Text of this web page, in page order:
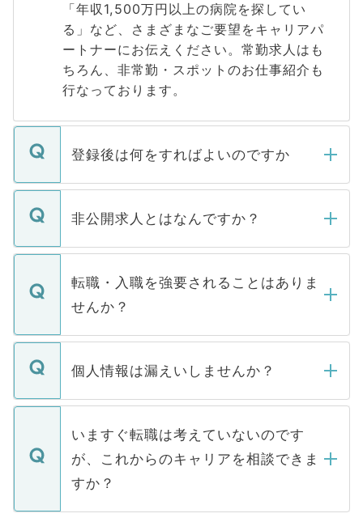
「年収1,500万円以上の病院を探してい
る」など、さまざまなご要望をキャリアパ
ートナーにお伝えください。常勤求人はも
ちろん、非常勤・スポットのお仕事紹介も
行なっております。
登録後は何をすればよいのですか
ご登録いただきましたら、弊社担当者がご
登録内容を確認し、その後メールもしくは
ます。通常、5営業日以内にはご連絡をせて
いただきますので、しばらくお待ちくださ
非公開求人とはなんですか？
マイナビDOCTORで取り扱っている求人の
うち約3割は、Webサイトからご覧いただ
けない「非公開求人」です。非公開求人は
下記の理由によって、一般には公開してい
ません。
■応募殺到を避けるため 人気のある医療機
関を公にしてしまうと、応募が殺到する場
に、医療機関が求める条件に合った人材の
みを人材紹介会社に依頼するケースが増え
ています。
転職・入職を強要されることはありま
せんか？
転職・入職を強要することは一切ありませ
ん。また、仮に応募先から内定をいただい
定を承諾する必要はありません。内定先へ
の辞退の連絡はキャリアパートナーが行い
個人情報は漏えいしませんか？
個人情報が漏えいすることはありませんの
で、ご安心ください。当サイトからの登録
などで収集したご登録者様の個人情報は、
ご本人のキャリアアップおよび転職活動の
支援を目的に使用いたします。お預かりし
ているすべての個人データはご本人の許可
いますぐ転職は考えていないのです
が、これからのキャリアを相談できま
すか？